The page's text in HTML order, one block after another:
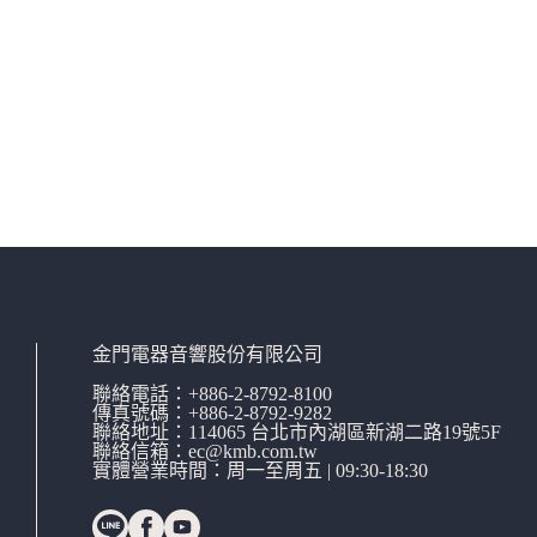
金門電器音響股份有限公司
聯絡電話： +886-2-8792-8100
傳真號碼：+886-2-8792-9282
聯絡地址：114065 台北市內湖區新湖二路19號5F
聯絡信箱： ec@kmb.com.tw
實體營業時間：周一至周五 | 09:30-18:30